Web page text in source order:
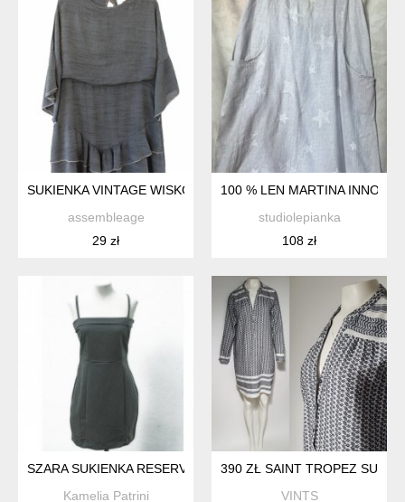
SUKIENKA VINTAGE WISKOZA CIEKAWY FASON AMERICAN
assembleage
29 zł
100 % LEN MARTINA
studiolepianka
108 zł
SZARA SUKIENKA RESERVED XS
Kamelia Patrini
390 ZŁ SAINT TROPEZ
VINTS